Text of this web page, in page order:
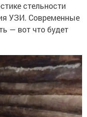
стельности
УЗИ. Современные
— вот что будет